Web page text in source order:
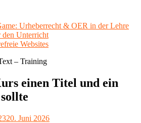
Urheberrecht & OER in der Lehre
Unterricht
Websites
einen Titel und ein
20. Juni 2026